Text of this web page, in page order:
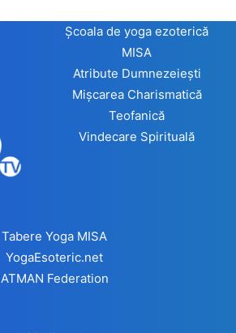
Școala de yoga ezoterică
MISA
Atribute Dumnezeiești
Mișcarea Charismatică
Teofanică
Vindecare Spirituală
Tabere Yoga MISA
YogaEsoteric.net
ATMAN Federation